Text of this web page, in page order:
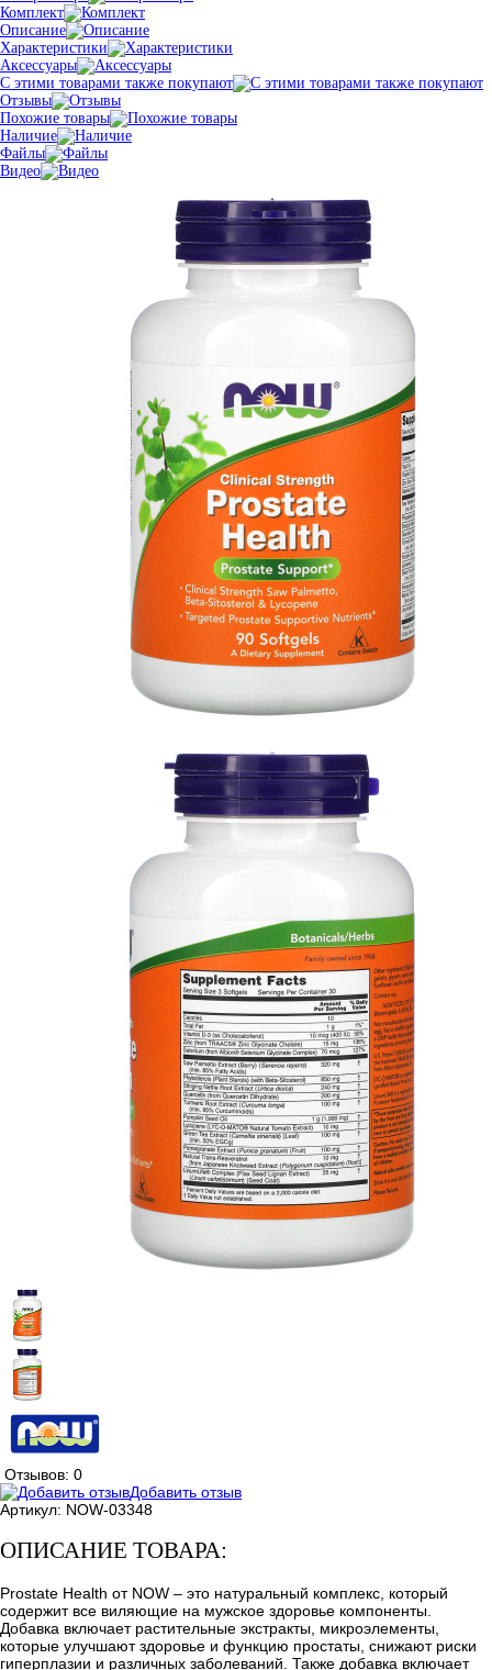
Комплект
Описание
Характеристики
Аксессуары
С этими товарами также покупают
Отзывы
Похожие товары
Наличие
Файлы
Видео
Отзывов: 0
Добавить отзыв
Артикул: NOW-03348
ОПИСАНИЕ ТОВАРА:
Prostate Health от NOW – это натуральный комплекс, который
содержит все виляющие на мужское здоровье компоненты.
Добавка включает растительные экстракты, микроэлементы,
которые улучшают здоровье и функцию простаты, снижают риски
гиперплазии и различных заболеваний. Также добавка включает